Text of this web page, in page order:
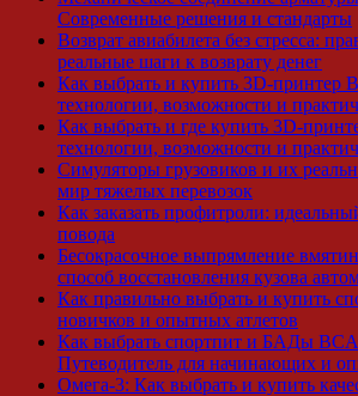
Современные решения и стандарты
Возврат авиабилета без стресса:
реальные шаги к возврату денег
Как выбрать и купить 3D-принтер
технологии, возможности и
Как выбрать и где купить 3D-
технологии, возможности и
Симуляторы грузовиков и их
мир тяжелых перевозок
Как заказать профитроли:
повода
Бесокрасочное выпрямление
способ восстановления кузова
Как правильно выбрать и купить
новичков и опытных атлетов
Как выбрать спортпит и БАДы
Путеводитель для начинающих и
Омега-3: Как выбрать и купить